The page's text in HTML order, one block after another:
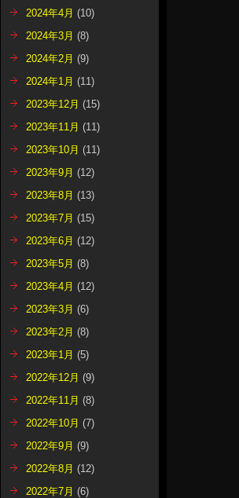
2024年4月 (10)
2024年3月 (8)
2024年2月 (9)
2024年1月 (11)
2023年12月 (15)
2023年11月 (11)
2023年10月 (11)
2023年9月 (12)
2023年8月 (13)
2023年7月 (15)
2023年6月 (12)
2023年5月 (8)
2023年4月 (12)
2023年3月 (6)
2023年2月 (8)
2023年1月 (5)
2022年12月 (9)
2022年11月 (8)
2022年10月 (7)
2022年9月 (9)
2022年8月 (12)
2022年7月 (6)